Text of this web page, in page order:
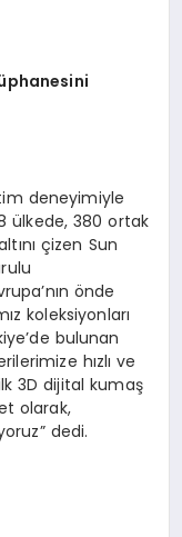
deneyimiyle
ülkede, 380 ortak
çizen Sun
önde
koleksiyonları
bulunan
hızlı ve
3D dijital kumaş
olarak,
dedi.